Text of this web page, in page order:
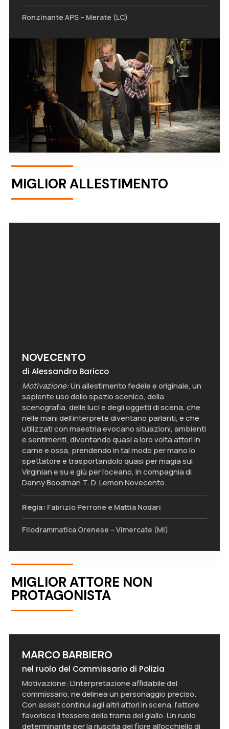
Ronzinante APS – Merate (LC)
MIGLIOR ALLESTIMENTO
NOVECENTO
di Alessandro Baricco
Motivazione:Un allestimento fedele e originale, un
sapiente uso dello spazio scenico, della
scenografia, delle luci e degli oggetti di scena, che
nelle mani dell’interprete diventano parlanti, e che
utilizzati con maestria evocano situazioni, ambienti
e sentimenti, diventando quasi a loro volta attori in
carne e ossa, prendendo in tal modo per mano lo
spettatore e trasportandolo quasi per magia sul
Virginian e su e giù per l’oceano, in compagnia di
Danny Boodman T. D. Lemon Novecento.
Regia: Fabrizio Perrone e Mattia Nodari
Filodrammatica Orenese – Vimercate (MI)
MIGLIOR ATTORE NON
PROTAGONISTA
MARCO BARBIERO
nel ruolo del Commissario di Polizia
Motivazione: L’interpretazione affidabile del
commissario, ne delinea un personaggio preciso.
Con assist continui agli altri attori in scena, l’attore
favorisce il tessere della trama del giallo. Un ruolo
determinante per la riuscita del fiore all’occhiello di